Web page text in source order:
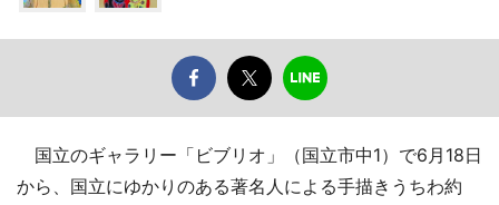
国立のギャラリー「ビブリオ」（国立市中1）で6月18日
から、国立にゆかりのある著名人による手描きうちわ約